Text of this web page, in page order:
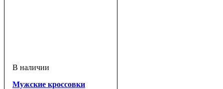
Мужские кроссовки